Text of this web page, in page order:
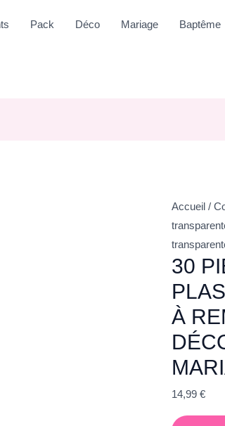
Pack Déco Mariage Baptême
Accueil /
30
À
14,99 €